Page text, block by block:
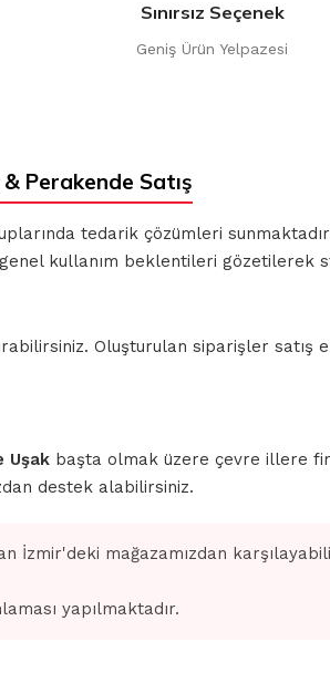
Sınırsız Seçenek
Geniş Ürün Yelpazesi
& Perakende Satış
tedarik çözümleri
kullanım beklentileri gözetilerek
Oluşturulan siparişler satış
Uşak başta olmak üzere çevre illere
destek alabilirsiniz.
İzmir'deki mağazamızdan
yapılmaktadır.